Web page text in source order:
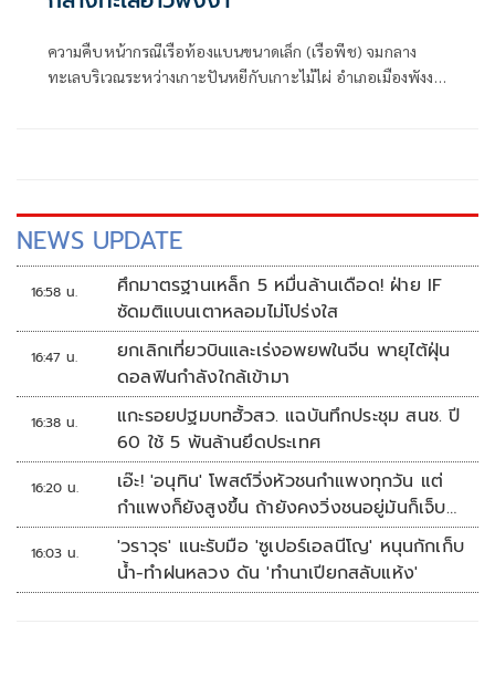
ความคืบหน้ากรณีเรือท้องแบนขนาดเล็ก (เรือพีช) จมกลาง
ทะเลบริเวณระหว่างเกาะปันหยีกับเกาะไม้ไผ่ อำเภอเมืองพังงา
NEWS UPDATE
16:58 น.
ศึกมาตรฐานเหล็ก 5 หมื่นล้านเดือด! ฝ่าย IF
ซัดมติแบนเตาหลอมไม่โปร่งใส
16:47 น.
ยกเลิกเที่ยวบินและเร่งอพยพในจีน พายุไต้ฝุ่น
ดอลฟินกำลังใกล้เข้ามา
16:38 น.
แกะรอยปฐมบทฮั้วสว. แฉบันทึกประชุม สนช. ปี
60 ใช้ 5 พันล้านยึดประเทศ
16:20 น.
เอ๊ะ! 'อนุทิน' โพสต์วิ่งหัวชนกำแพงทุกวัน แต่
กำแพงก็ยังสูงขึ้น ถ้ายังคงวิ่งชนอยู่มันก็เจ็บ
หัวอีก
16:03 น.
'วราวุธ' แนะรับมือ 'ซูเปอร์เอลนีโญ' หนุนกักเก็บ
น้ำ-ทำฝนหลวง ดัน 'ทำนาเปียกสลับแห้ง'